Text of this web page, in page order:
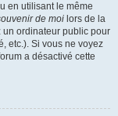
en utilisant le même
de moi lors de la
un ordinateur public pour
etc.). Si vous ne voyez
a désactivé cette